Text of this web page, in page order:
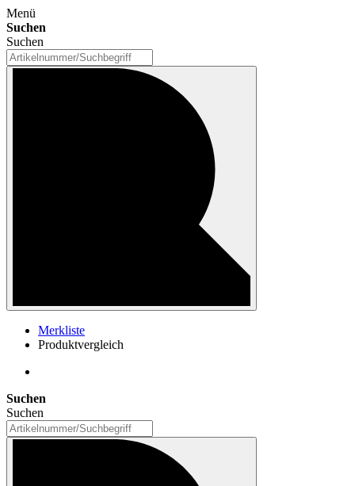
Menü
Suchen
Suchen
Merkliste
Produktvergleich
Suchen
Suchen